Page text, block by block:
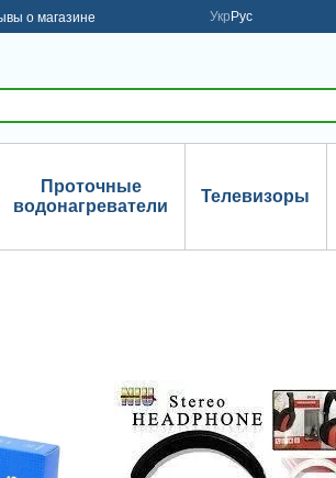
о магазине Укр Рус
Проточные
водонагреватели
Телевизоры